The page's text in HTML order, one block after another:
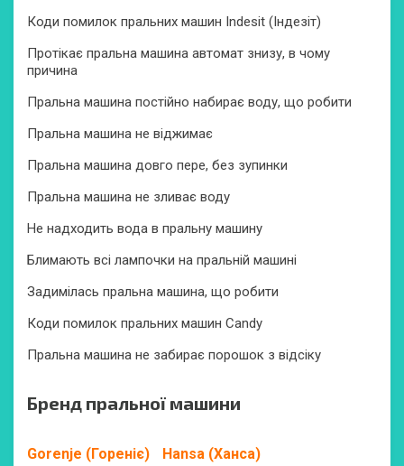
Коди помилок пральних машин Indesit (Індезіт)
Протікає пральна машина автомат знизу, в чому
причина
Пральна машина постійно набирає воду, що робити
Пральна машина не віджимає
Пральна машина довго пере, без зупинки
Пральна машина не зливає воду
Не надходить вода в пральну машину
Блимають всі лампочки на пральній машині
Задимілась пральна машина, що робити
Коди помилок пральних машин Candy
Пральна машина не забирає порошок з відсіку
Бренд пральної машини
Gorenje (Гореніє)
Hansa (Ханса)